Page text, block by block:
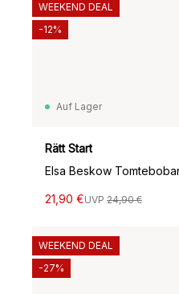
Auf Lager
Rätt Start
21,90 €UVP 24,90 €
WEEKEND DEAL
-12%
WEEKEND DEAL
-27%